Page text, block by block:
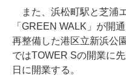
また、浜松町駅と芝浦
「GREEN WALK」が開
再整備した港区立新浜公
ではTOWER Sの開業に
日に開業する。